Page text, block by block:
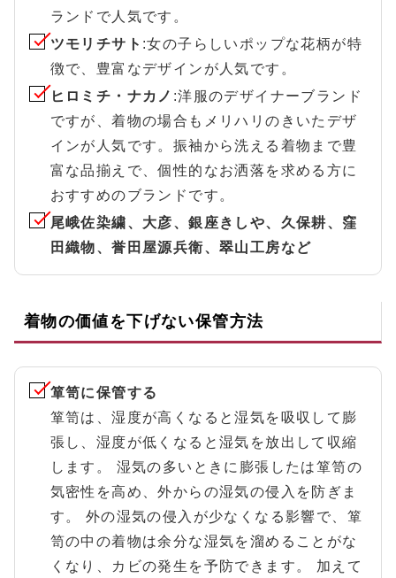
ランドで人気です。
ツモリチサト :女の子らしいポップな花柄が特
徴で、豊富なデザインが人気です。
ヒロミチ・ナカノ :洋服のデザイナーブランド
ですが、着物の場合もメリハリのきいたデザ
インが人気です。振袖から洗える着物まで豊
富な品揃えで、個性的なお洒落を求める方に
おすすめのブランドです。
尾峨佐染繍、大彦、銀座きしや、久保耕、窪
田織物、誉田屋源兵衛、翠山工房など
着物の価値を下げない保管方法
箪笥に保管する
箪笥は、湿度が高くなると湿気を吸収して膨
張し、湿度が低くなると湿気を放出して収縮
します。 湿気の多いときに膨張したは箪笥の
気密性を高め、外からの湿気の侵入を防ぎま
す。 外の湿気の侵入が少なくなる影響で、箪
笥の中の着物は余分な湿気を溜めることがな
くなり、カビの発生を予防できます。 加えて